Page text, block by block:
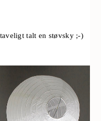
talt en støvsky ;-)